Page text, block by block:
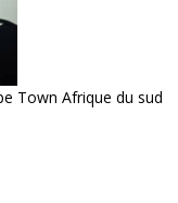
Town Afrique du sud